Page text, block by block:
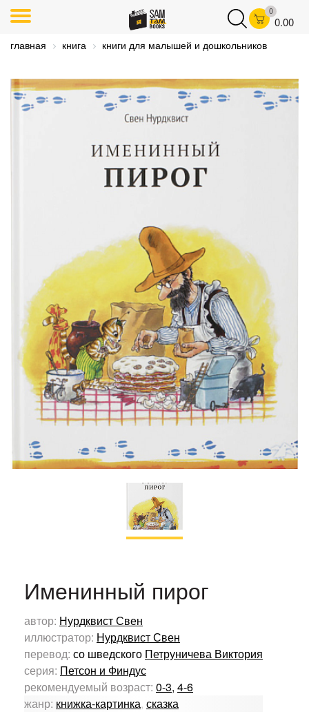
0
0.00
главная книга книги для малышей и дошкольников
Именинный пирог
автор: Нурдквист Свен
иллюстратор: Нурдквист Свен
перевод: со шведского Петруничева Виктория
серия: Петсон и Финдус
рекомендуемый возраст: 0-3, 4-6
жанр: книжка-картинка, сказка